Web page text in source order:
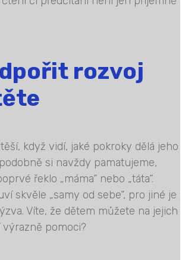
rozvoj
když vidí, jaké pokroky dělá jeho
si navždy pamatujeme,
řeklo „máma“ nebo „táta“.
skvěle „samy od sebe“, pro jiné je
Víte, že dětem můžete na jejich
pomoci?